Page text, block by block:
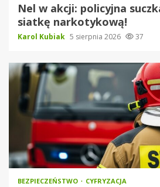
Nel w akcji: policyjna
siatkę narkotykową!
Karol Kubiak 5 sierpnia 2026 37
BEZPIECZEŃSTWO CYFRYZACJA